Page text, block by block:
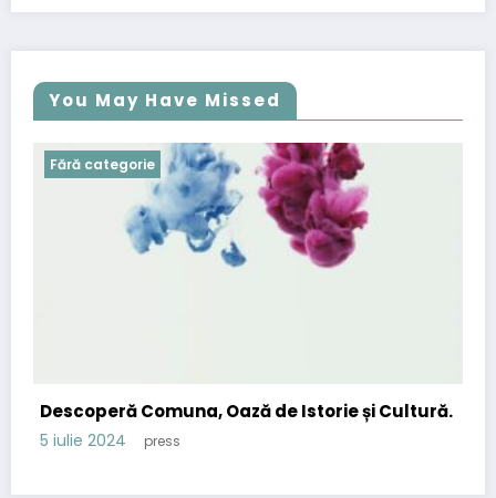
You May Have Missed
Fără categorie
Descoperă Comuna, Oază de Istorie și Cultură.
5 iulie 2024 press